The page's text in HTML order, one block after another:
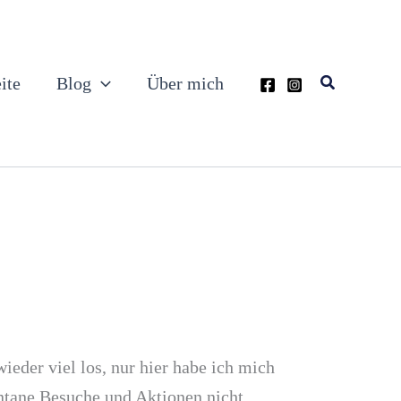
Blog Über mich Suchen
viel los, nur hier habe ich mich
Besuche und Aktionen nicht